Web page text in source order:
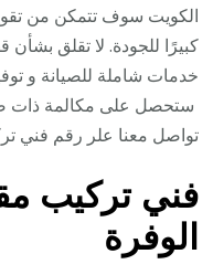
الكويت سوف تتمكن من
كبيرًا للجودة. لا تقلق بشأن
خدمات شاملة للصيانة و
ستحصل على مكالمة
تواصل معنا علر رقم فني
فني تركيب
الوفرة